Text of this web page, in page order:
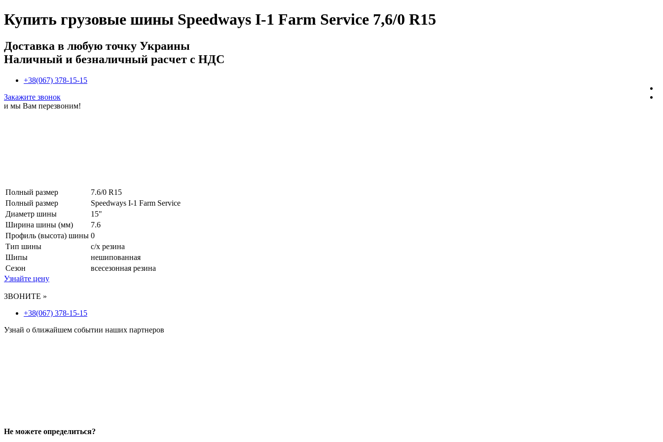
Купить грузовые шины Speedways I-1 Farm Service 7,6/0 R15
Доставка в любую точку Украины
Наличный и безналичный расчет с НДС
+38(067) 378-15-15
Закажите звонок
и мы Вам перезвоним!
Полный размер
7.6/0 R15
Полный размер
Speedways I-1 Farm Service
Диаметр шины
15"
Ширина шины (мм)
7.6
Профиль (высота) шины 0
Тип шины
с/х резина
Шипы
нешипованная
Сезон
всесезонная резина
Узнайте цену
ЗВОНИТЕ »
+38(067) 378-15-15
Узнай о ближайшем событии наших партнеров
Не можете определиться?